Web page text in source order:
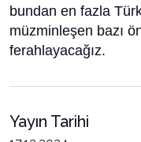
bundan en fazla
müzminleşen bazı
ferahlayacağız.
Yayın Tarihi